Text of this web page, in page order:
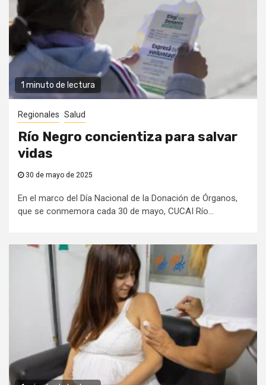
1 minuto de lectura
Regionales Salud
Río Negro concientiza para salvar
vidas
30 de mayo de 2025
En el marco del Día Nacional de la Donación de Órganos,
que se conmemora cada 30 de mayo, CUCAI Río...